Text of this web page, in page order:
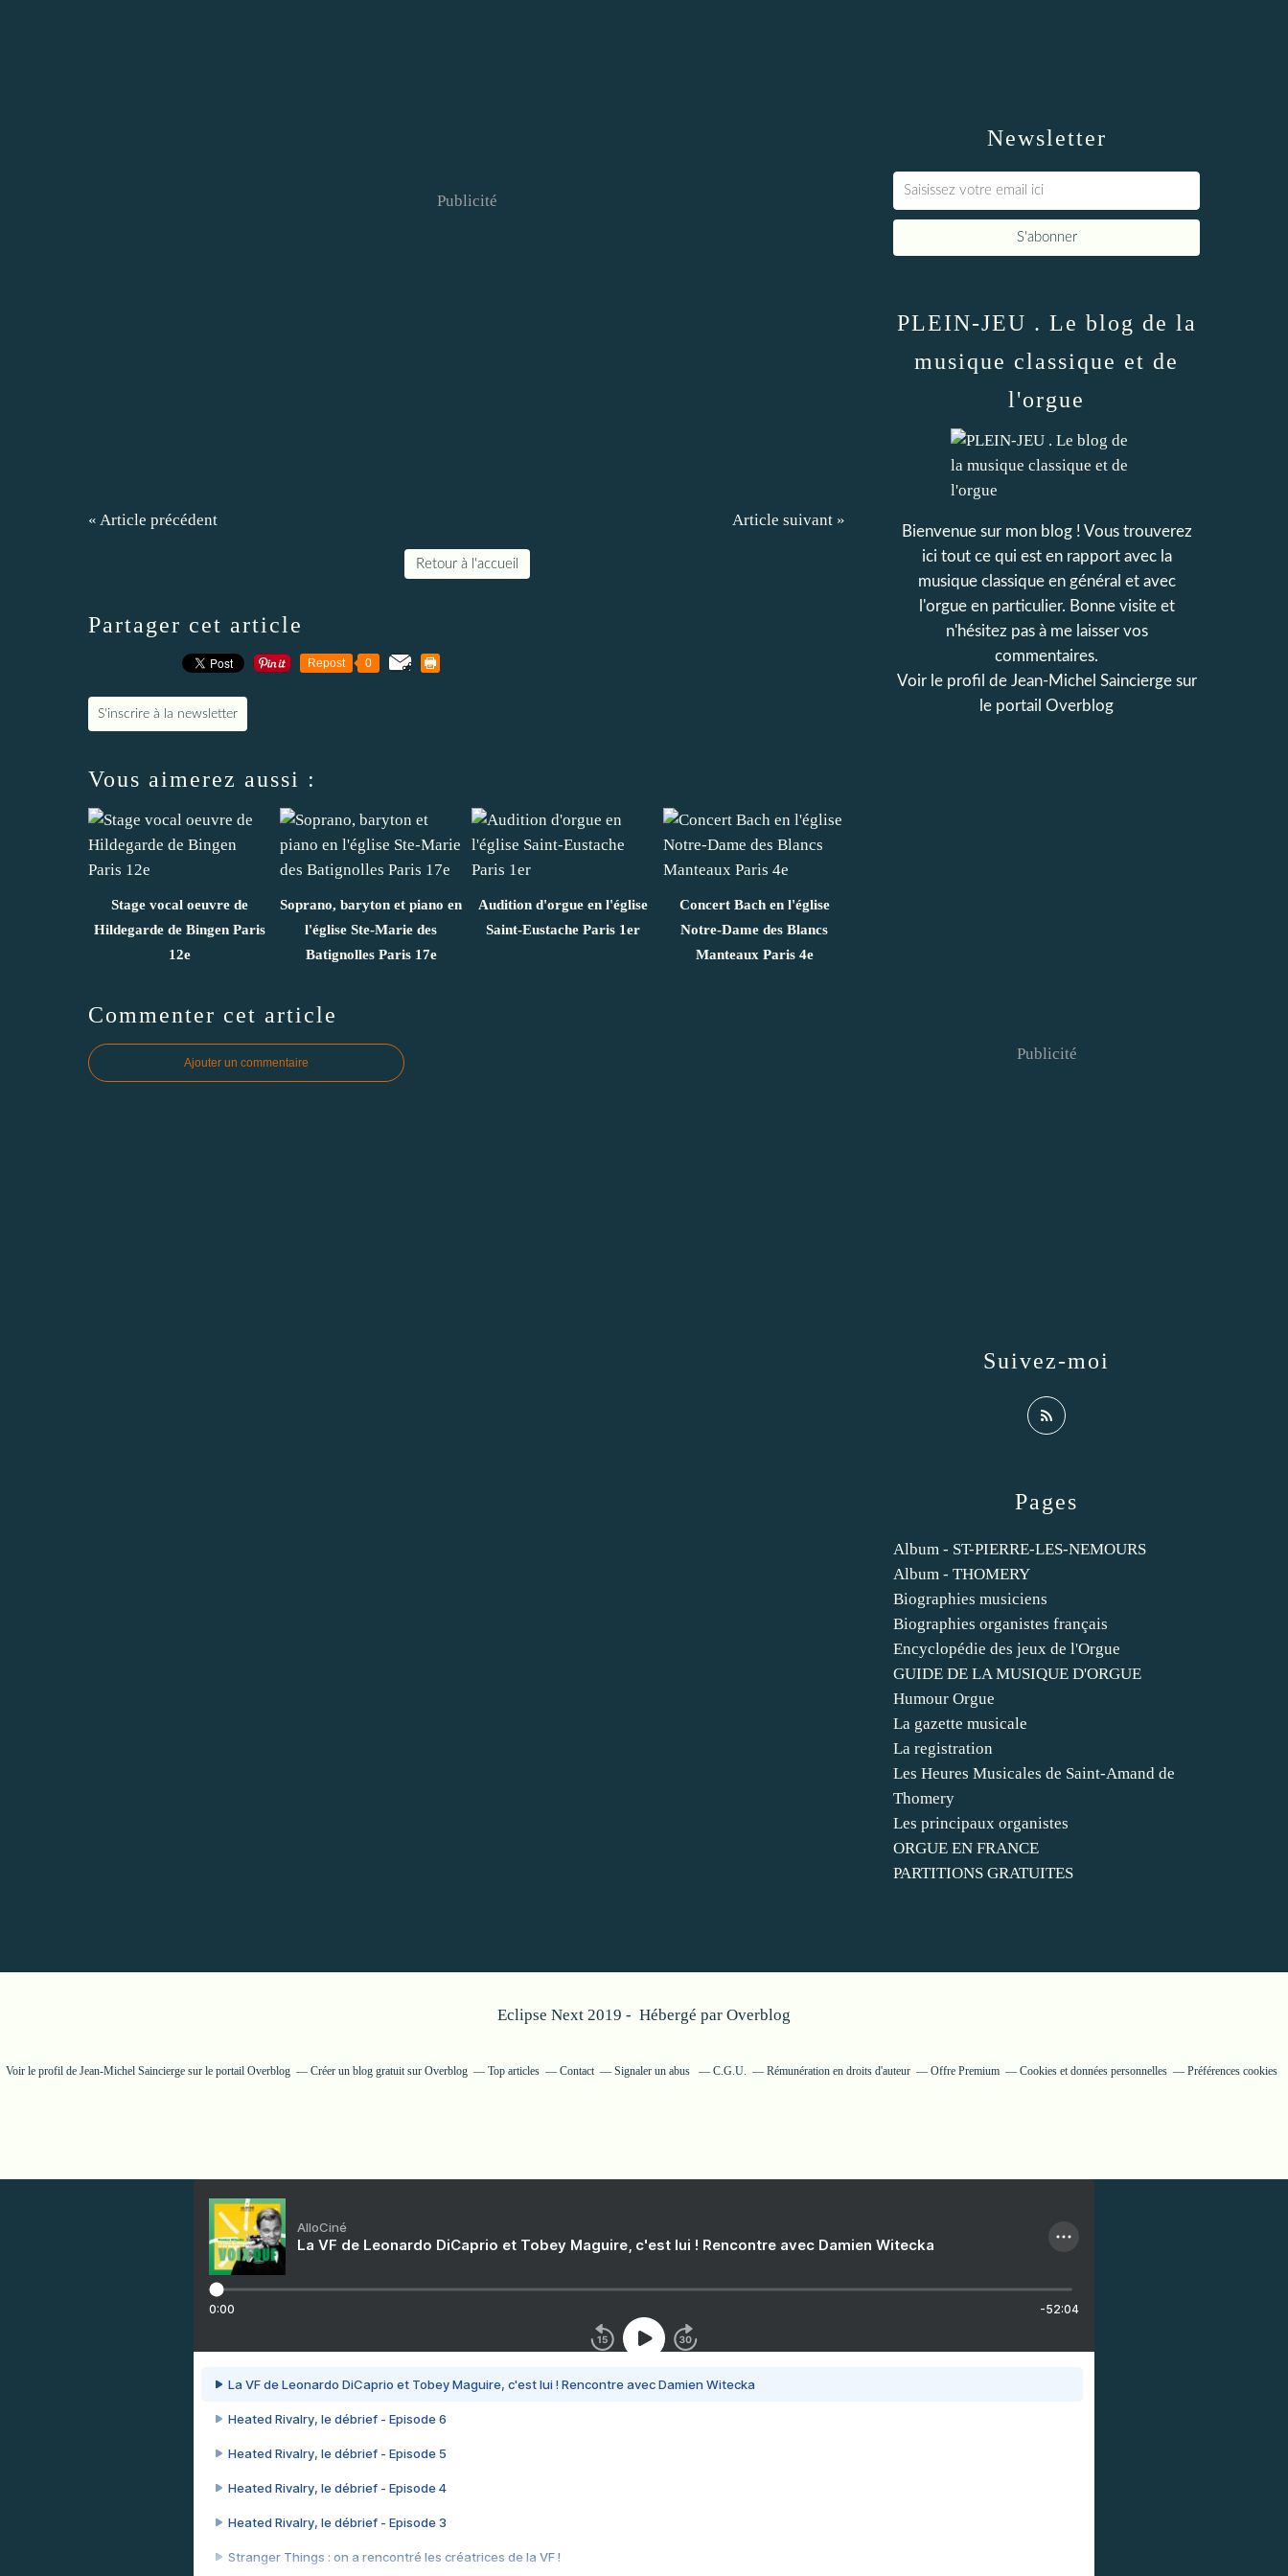
Publicité
« Article précédent Article suivant »
Retour à l'accueil
Partager cet article
Repost 0
S'inscrire à la newsletter
Vous aimerez aussi :
Stage vocal oeuvre de
Hildegarde de Bingen Paris
12e
Soprano, baryton et piano en
l'église Ste-Marie des
Batignolles Paris 17e
Audition d'orgue en l'église
Saint-Eustache Paris 1er
Concert Bach en l'église
Notre-Dame des Blancs
Manteaux Paris 4e
Commenter cet article
Ajouter un commentaire
Newsletter
Pages
Album - ST-PIERRE-LES-NEMOURS
Album - THOMERY
Biographies musiciens
Biographies organistes français
Encyclopédie des jeux de l'Orgue
GUIDE DE LA MUSIQUE D'ORGUE
Humour Orgue
La gazette musicale
La registration
Les Heures Musicales de Saint-Amand de
Thomery
Les principaux organistes
ORGUE EN FRANCE
PARTITIONS GRATUITES
PLEIN-JEU . Le blog de la
musique classique et de
l'orgue
Bienvenue sur mon blog ! Vous trouverez
ici tout ce qui est en rapport avec la
musique classique en général et avec
l'orgue en particulier. Bonne visite et
n'hésitez pas à me laisser vos
commentaires.
Voir le profil de Jean-Michel Sainciergesur
le portail Overblog
Suivez-moi
Publicité
Eclipse Next 2019 - Hébergé par Overblog
Voir le profil de Jean-Michel Sainciergesur le portail Overblog Créer un blog gratuit sur Overblog Top articles Contact Signaler un abus C.G.U. Rémunération en droits d'auteur Offre Premium Cookies et données personnelles Préférences cookies
AlloCiné
La VF de Leonardo DiCaprio et Tobey Maguire, c'est lui ! Rencontre avec Damien Witecka
0:00 -52:04
La VF de Leonardo DiCaprio et Tobey Maguire, c'est lui ! Rencontre avec Damien Witecka
Heated Rivalry, le débrief - Episode 6
Heated Rivalry, le débrief - Episode 5
Heated Rivalry, le débrief - Episode 4
Heated Rivalry, le débrief - Episode 3
Stranger Things : on a rencontré les créatrices de la VF !